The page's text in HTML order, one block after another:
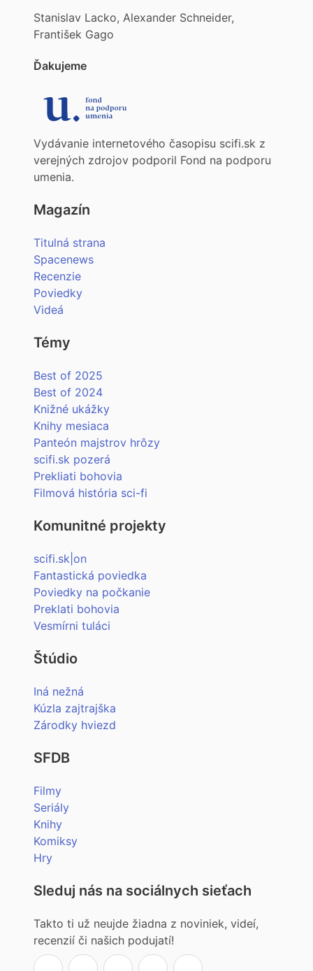
Stanislav Lacko, Alexander Schneider,
František Gago
Ďakujeme
Vydávanie internetového časopisu scifi.sk z
verejných zdrojov podporil Fond na podporu
umenia.
Magazín
Titulná strana
Spacenews
Recenzie
Poviedky
Videá
Témy
Best of 2025
Best of 2024
Knižné ukážky
Knihy mesiaca
Panteón majstrov hrôzy
scifi.sk pozerá
Prekliati bohovia
Filmová história sci-fi
Komunitné projekty
scifi.sk|on
Fantastická poviedka
Poviedky na počkanie
Preklati bohovia
Vesmírni tuláci
Štúdio
Iná nežná
Kúzla zajtrajška
Zárodky hviezd
SFDB
Filmy
Seriály
Knihy
Komiksy
Hry
Sleduj nás na sociálnych sieťach
Takto ti už neujde žiadna z noviniek, videí,
recenzií či našich podujatí!